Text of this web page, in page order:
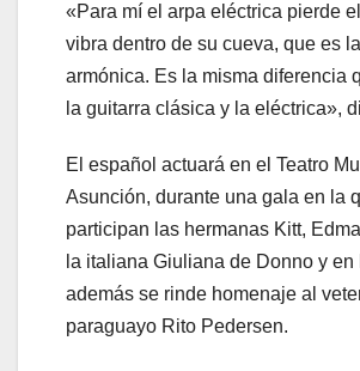
«Para mí el arpa eléctrica pierde
vibra dentro de su cueva, que es
armónica. Es la misma diferencia
la guitarra clásica y la eléctrica»,
El español actuará en el Teatro
Asunción, durante una gala en la
participan las hermanas Kitt,
la italiana Giuliana de Donno y en
además se rinde homenaje al
paraguayo Rito Pedersen.